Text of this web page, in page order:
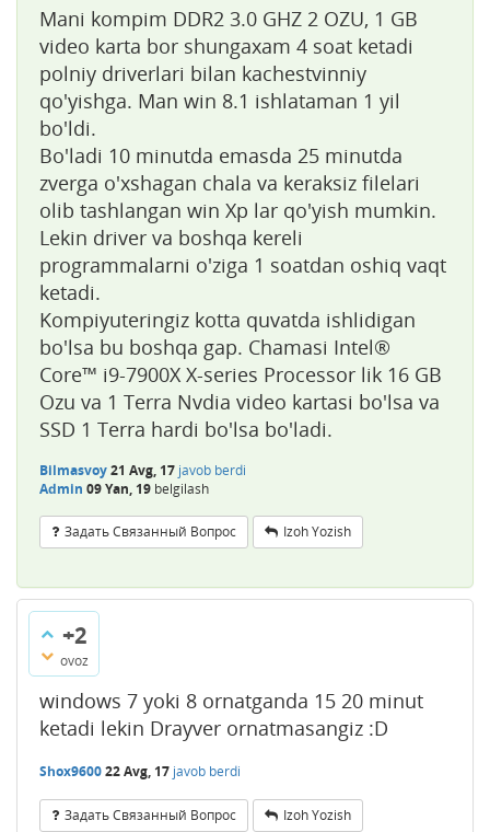
Mani kompim DDR2 3.0 GHZ 2 OZU, 1 GB
video karta bor shungaxam 4 soat ketadi
polniy driverlari bilan kachestvinniy
qo'yishga. Man win 8.1 ishlataman 1 yil
bo'ldi.
Bo'ladi 10 minutda emasda 25 minutda
zverga o'xshagan chala va keraksiz filelari
olib tashlangan win Xp lar qo'yish mumkin.
Lekin driver va boshqa kereli
programmalarni o'ziga 1 soatdan oshiq vaqt
ketadi.
Kompiyuteringiz kotta quvatda ishlidigan
bo'lsa bu boshqa gap. Chamasi Intel®
Core™ i9-7900X X-series Processor lik 16 GB
Ozu va 1 Terra Nvdia video kartasi bo'lsa va
SSD 1 Terra hardi bo'lsa bo'ladi.
Bilmasvoy21 Avg, 17 javob berdi
Admin 09 Yan, 19 belgilash
Задать Связанный Вопрос Izoh Yozish
+2
ovoz
windows 7 yoki 8 ornatganda 15 20 minut
ketadi lekin Drayver ornatmasangiz :D
Shox960022 Avg, 17 javob berdi
Задать Связанный Вопрос Izoh Yozish